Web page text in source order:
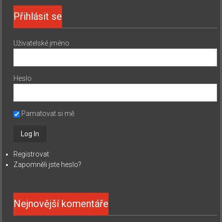
Přihlásit se
Uživatelské jméno
Heslo
Pamatovat si mě
Registrovat
Zapomněli jste heslo?
Nejnovější komentáře